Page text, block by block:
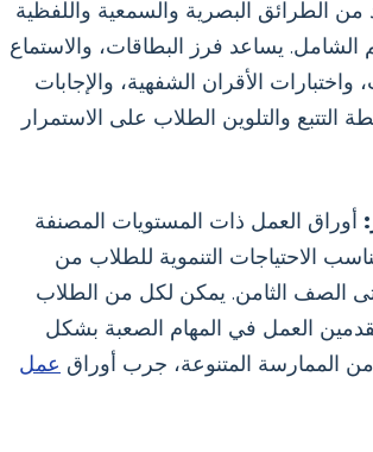
من الطرائق البصرية والسمعية واللفظية
الشامل. يساعد فرز البطاقات، والاستماع
واختبارات الأقران الشفهية، والإجابات
التتبع والتلوين الطلاب على الاستمرار
أوراق العمل ذات المستويات المصنفة
الاحتياجات التنموية للطلاب من
الصف الثامن. يمكن لكل من الطلاب
العمل في المهام الصعبة بشكل
الممارسة المتنوعة، جرب أوراق عمل